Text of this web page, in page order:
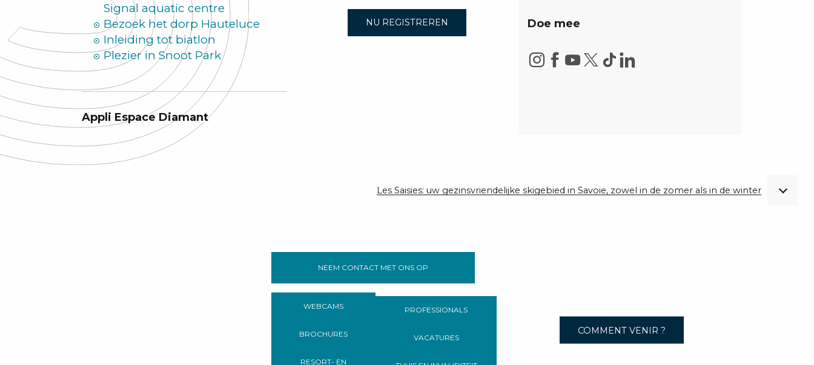
Signal aquatic centre
Bezoek het dorp Hauteluce
Inleiding tot biatlon
Plezier in Snoot Park
Appli Espace Diamant
NU REGISTREREN Doe mee
Les Saisies: uw gezinsvriendelijke skigebied in Savoie, zowel in de zomer als in de winter
NEEM CONTACT MET ONS OP
WEBCAMS
BROCHURES
RESORT- EN
PROFESSIONALS
VACATURES
COMMENT VENIR ?